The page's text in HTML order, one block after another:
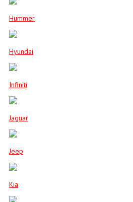
Hummer
Hyundai
Infiniti
Jaguar
Jeep
Kia